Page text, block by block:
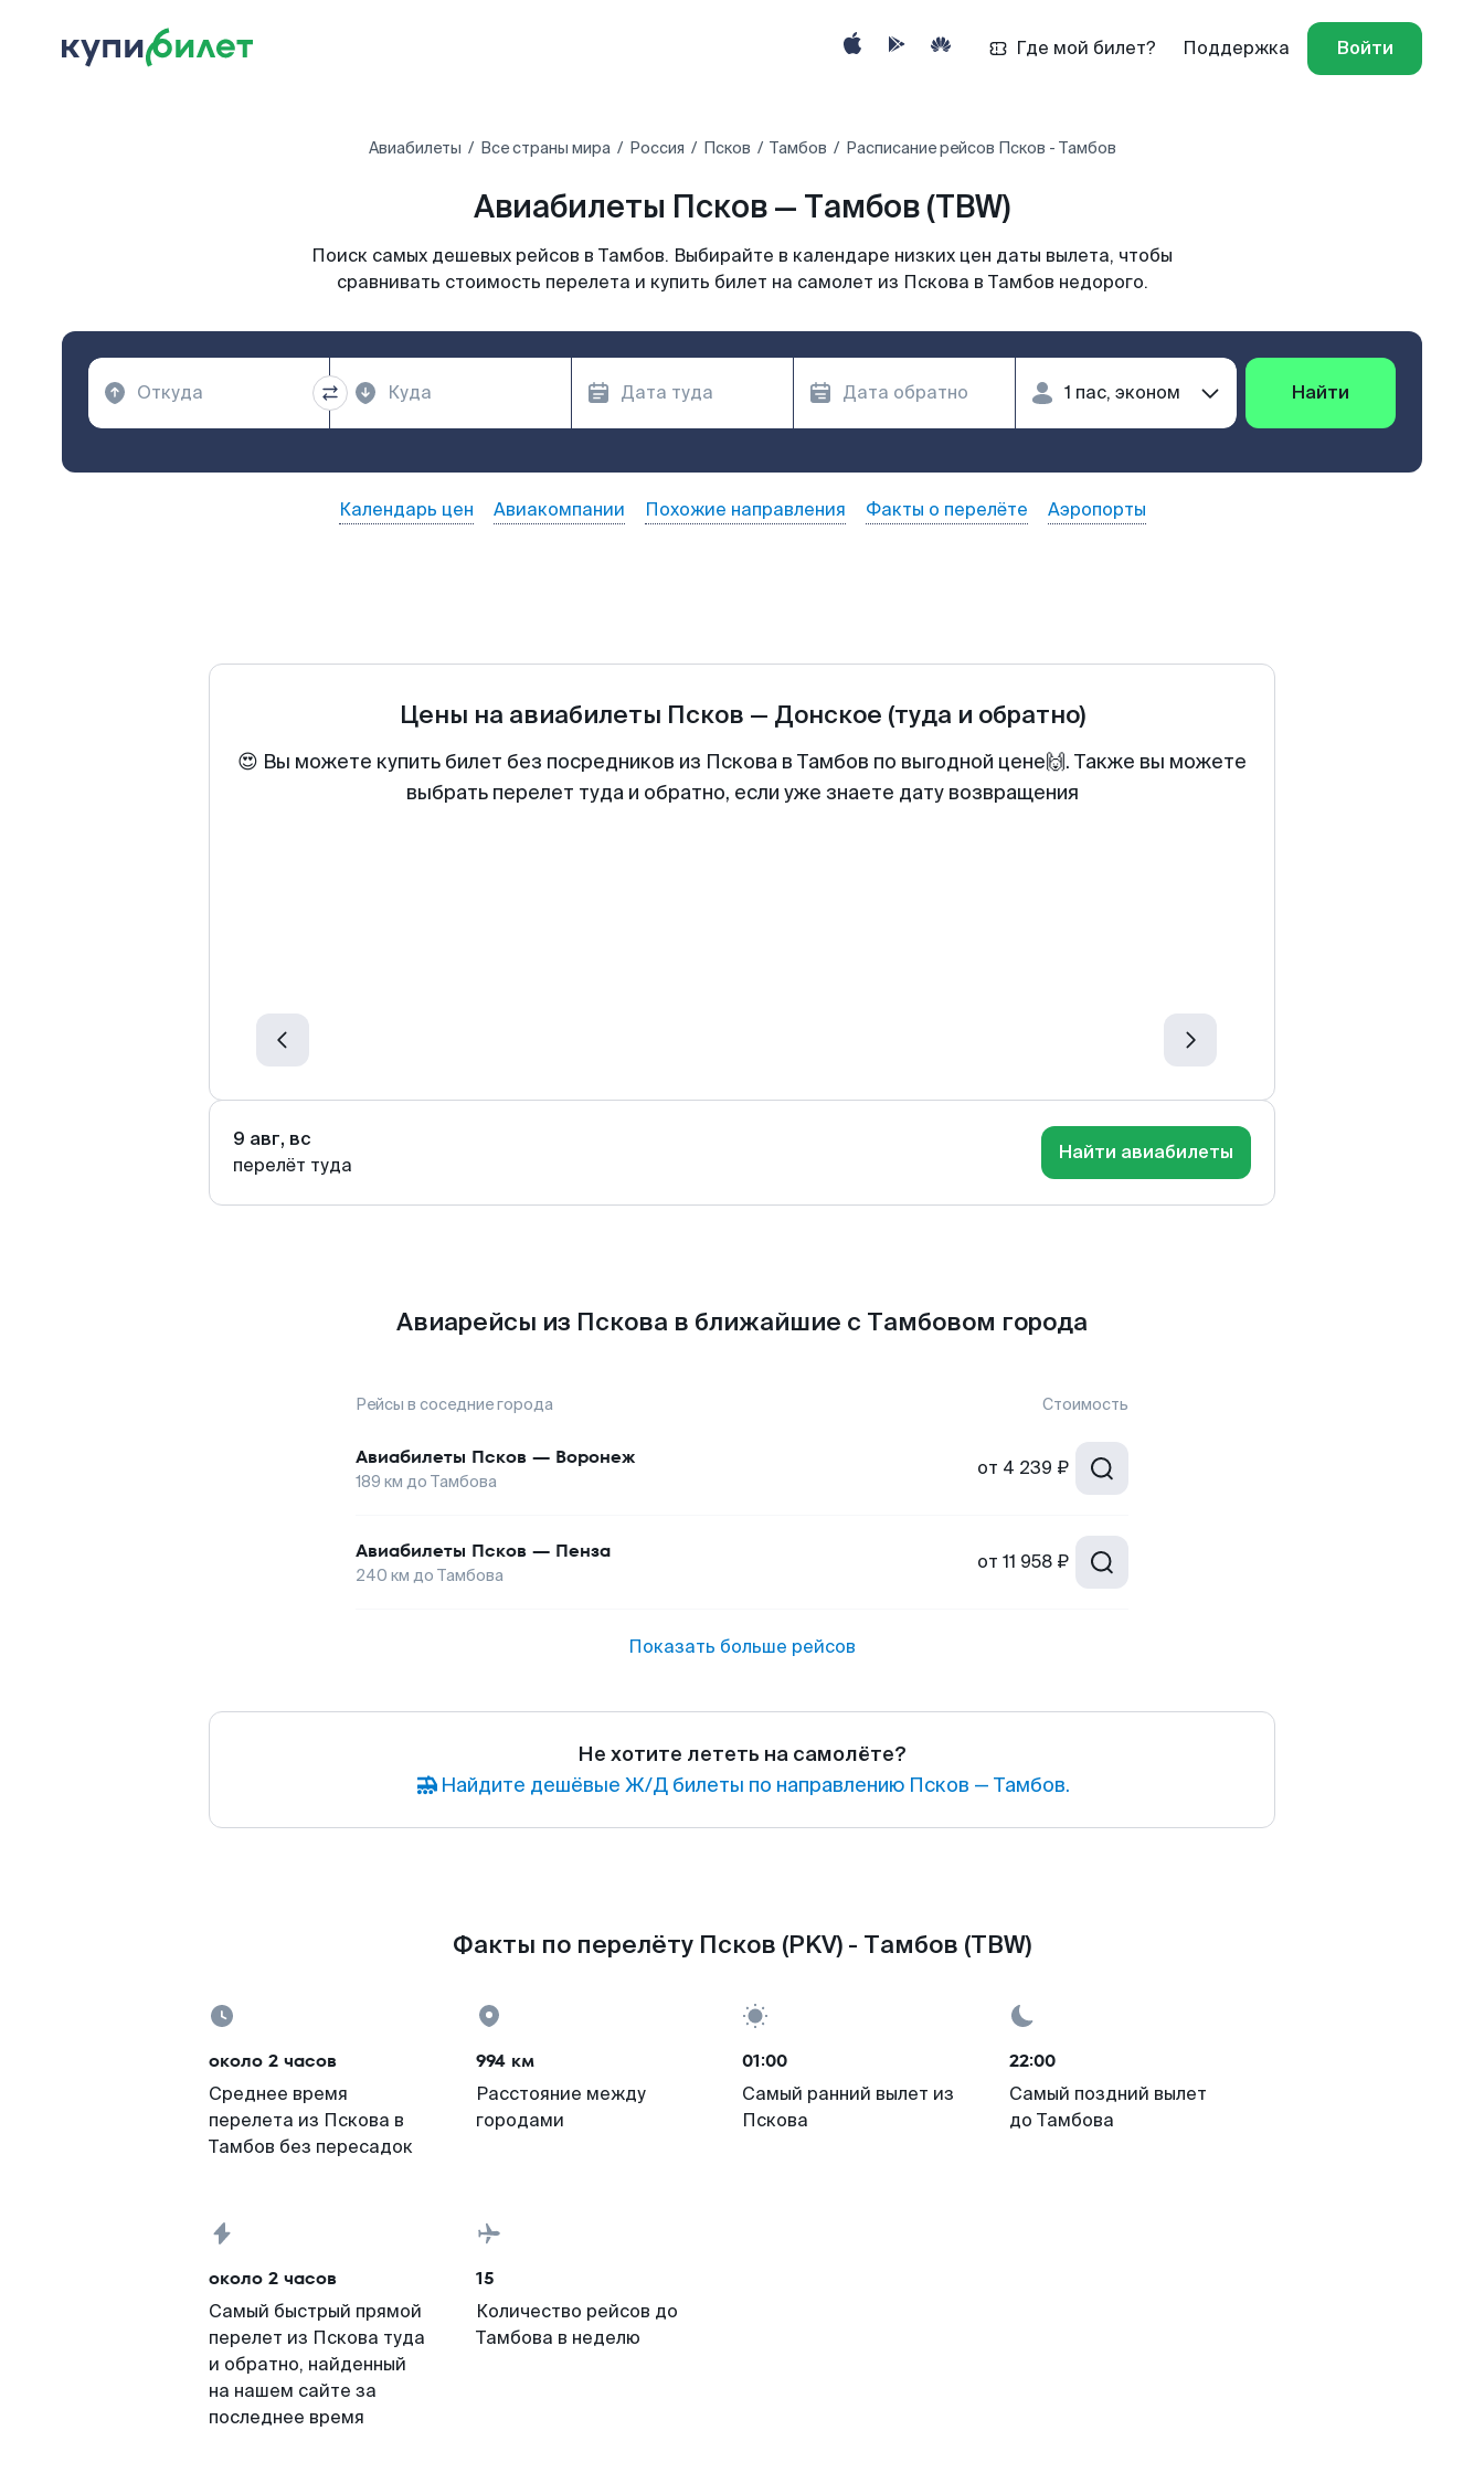
Где мой билет? Поддержка Войти
Авиабилеты Все страны мира Россия Псков Тамбов Расписание рейсов Псков - Тамбов
Авиабилеты Псков — Тамбов (TBW)
Поиск самых дешевых рейсов в Тамбов. Выбирайте в календаре низких цен даты вылета, чтобы
сравнивать стоимость перелета и купить билет на самолет из Пскова в Тамбов недорого.
Найти
Календарь цен Авиакомпании Похожие направления Факты о перелёте Аэропорты
Цены на авиабилеты Псков — Донское (туда и обратно)
😍 Вы можете купить билет без посредников из Пскова в Тамбов по выгодной цене🙌. Также вы можете
выбрать перелет туда и обратно, если уже знаете дату возвращения
9 авг, вс
перелёт туда
Найти авиабилеты
Авиарейсы из Пскова в ближайшие с Тамбовом города
Рейсы в соседние города Стоимость
Авиабилеты Псков — Воронеж
189 км до Тамбова
от 4 239 ₽
Авиабилеты Псков — Пенза
240 км до Тамбова
от 11 958 ₽
Показать больше рейсов
Не хотите лететь на самолёте?
Найдите дешёвые Ж/Д билеты по направлению Псков — Тамбов.
Факты по перелёту Псков (PKV) - Тамбов (TBW)
около 2 часов
Среднее время
перелета из Пскова в
Тамбов без пересадок
994 км
Расстояние между
городами
01:00
Самый ранний вылет из
Пскова
22:00
Самый поздний вылет
до Тамбова
около 2 часов
Самый быстрый прямой
перелет из Пскова туда
и обратно, найденный
на нашем сайте за
последнее время
15
Количество рейсов до
Тамбова в неделю